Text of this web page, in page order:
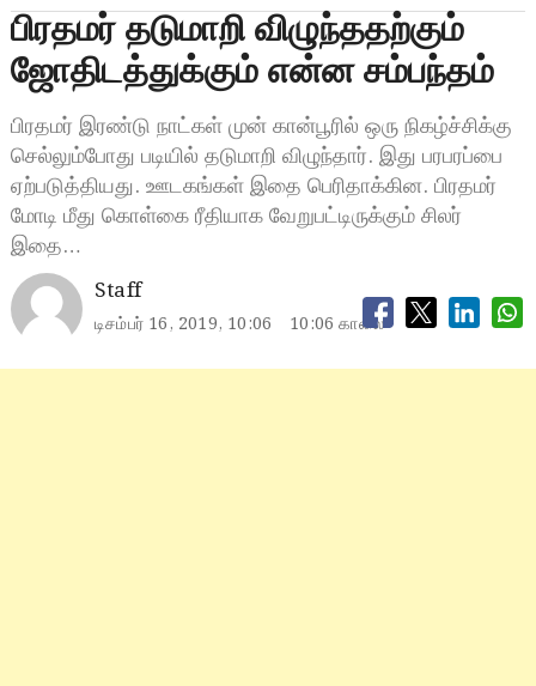
பிரதமர் தடுமாறி விழுந்ததற்கும்
ஜோதிடத்துக்கும் என்ன சம்பந்தம்
பிரதமர் இரண்டு நாட்கள் முன் கான்பூரில் ஒரு நிகழ்ச்சிக்கு
செல்லும்போது படியில் தடுமாறி விழுந்தார். இது பரபரப்பை
ஏற்படுத்தியது. ஊடகங்கள் இதை பெரிதாக்கின. பிரதமர்
மோடி மீது கொள்கை ரீதியாக வேறுபட்டிருக்கும் சிலர்
இதை…
Staff
டிசம்பர் 16, 2019, 10:06 10:06 காலை